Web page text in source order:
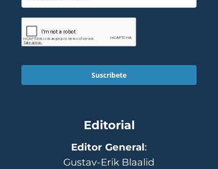
Suscríbete
Editorial
Editor General:
Gustav-Erik Blaalid